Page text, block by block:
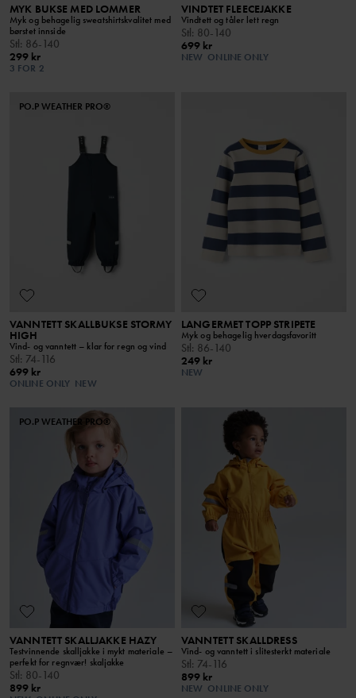
MYK BUKSE MED LOMMER
Myk og behagelig sweatshirtskvalitet med
børstet innside
Stl: 86-140
299 kr
3 FOR 2
VINDTET FLEECEJAKKE
Vindtett og tåler lett regn
Stl: 80-140
699 kr
NEW ONLINE ONLY
PO.P WEATHER PRO®
VANNTETT SKALLBUKSE STORMY
HIGH
Vind- og vanntett – klar for regn og vind
Stl: 74-116
699 kr
ONLINE ONLY NEW
LANGERMET TOPP STRIPETE
Myk og behagelig hverdagsfavoritt
Stl: 86-140
249 kr
NEW
PO.P WEATHER PRO®
VANNTETT SKALLJAKKE HAZY
Testvinnende skalljakke i mykt materiale –
perfekt for regnvær! skaljakke
Stl: 80-140
899 kr
VANNTETT SKALLDRESS
Vind- og vanntett i slitesterkt materiale
Stl: 74-116
899 kr
NEW ONLINE ONLY